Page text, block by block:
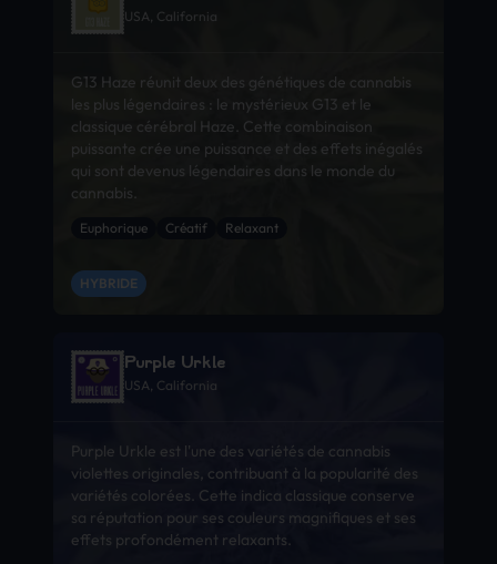
USA, California
G13 Haze réunit deux des génétiques de cannabis
les plus légendaires : le mystérieux G13 et le
classique cérébral Haze. Cette combinaison
puissante crée une puissance et des effets inégalés
qui sont devenus légendaires dans le monde du
cannabis.
Euphorique Créatif Relaxant
HYBRIDE
Purple Urkle
USA, California
Purple Urkle est l'une des variétés de cannabis
violettes originales, contribuant à la popularité des
variétés colorées. Cette indica classique conserve
sa réputation pour ses couleurs magnifiques et ses
effets profondément relaxants.